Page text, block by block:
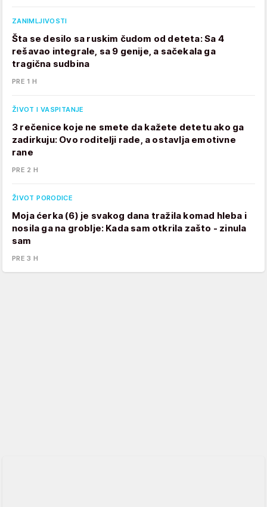
ZANIMLJIVOSTI
Šta se desilo sa ruskim čudom od deteta: Sa 4
rešavao integrale, sa 9 genije, a sačekala ga
tragična sudbina
PRE 1 H
ŽIVOT I VASPITANJE
3 rečenice koje ne smete da kažete detetu ako ga
zadirkuju: Ovo roditelji rade, a ostavlja emotivne
rane
PRE 2 H
ŽIVOT PORODICE
Moja ćerka (6) je svakog dana tražila komad hleba i
nosila ga na groblje: Kada sam otkrila zašto - zinula
sam
PRE 3 H